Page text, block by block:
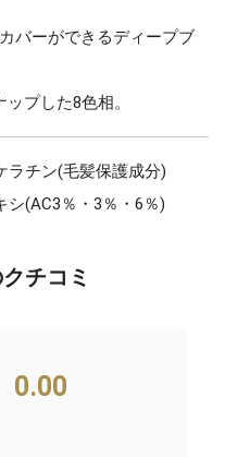
バーができるディープブ
プした8色相。
ラチン(毛髪保護成分)
シ(AC3％・3％・6％)
チコミ
0.00